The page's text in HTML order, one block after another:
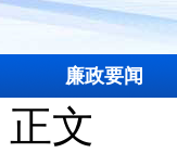
廉政要闻
正文